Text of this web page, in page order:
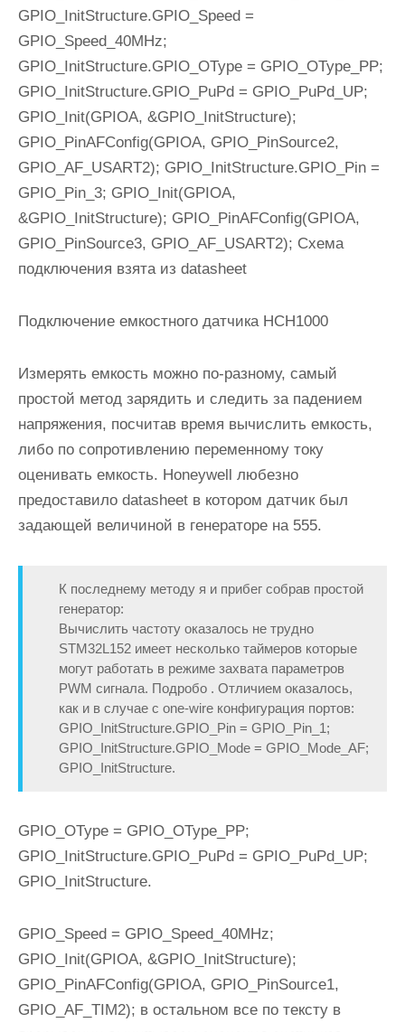
GPIO_InitStructure.GPIO_Speed =
GPIO_Speed_40MHz;
GPIO_InitStructure.GPIO_OType = GPIO_OType_PP;
GPIO_InitStructure.GPIO_PuPd = GPIO_PuPd_UP;
GPIO_Init(GPIOA, &GPIO_InitStructure);
GPIO_PinAFConfig(GPIOA, GPIO_PinSource2,
GPIO_AF_USART2); GPIO_InitStructure.GPIO_Pin =
GPIO_Pin_3; GPIO_Init(GPIOA,
&GPIO_InitStructure); GPIO_PinAFConfig(GPIOA,
GPIO_PinSource3, GPIO_AF_USART2); Схема
подключения взята из datasheet
Подключение емкостного датчика HCH1000
Измерять емкость можно по-разному, самый
простой метод зарядить и следить за падением
напряжения, посчитав время вычислить емкость,
либо по сопротивлению переменному току
оценивать емкость. Honeywell любезно
предоставило datasheet в котором датчик был
задающей величиной в генераторе на 555.
К последнему методу я и прибег собрав простой
генератор:
Вычислить частоту оказалось не трудно
STM32L152 имеет несколько таймеров которые
могут работать в режиме захвата параметров
PWM сигнала. Подробо . Отличием оказалось,
как и в случае с one-wire конфигурация портов:
GPIO_InitStructure.GPIO_Pin = GPIO_Pin_1;
GPIO_InitStructure.GPIO_Mode = GPIO_Mode_AF;
GPIO_InitStructure.
GPIO_OType = GPIO_OType_PP;
GPIO_InitStructure.GPIO_PuPd = GPIO_PuPd_UP;
GPIO_InitStructure.
GPIO_Speed = GPIO_Speed_40MHz;
GPIO_Init(GPIOA, &GPIO_InitStructure);
GPIO_PinAFConfig(GPIOA, GPIO_PinSource1,
GPIO_AF_TIM2); в остальном все по тексту в